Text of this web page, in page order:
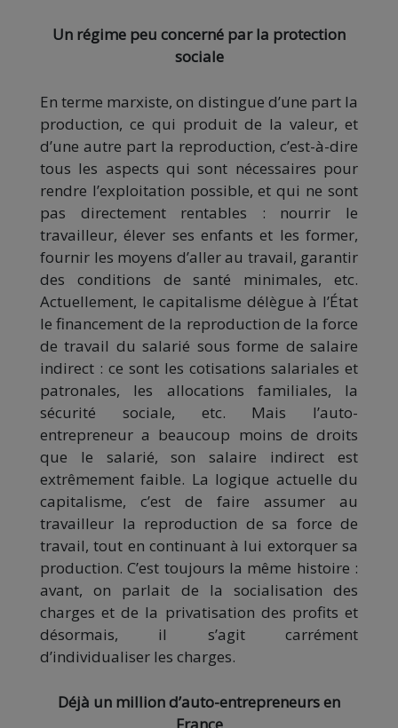
Un régime peu concerné par la protection
sociale
En terme marxiste, on distingue d’une part la
production, ce qui produit de la valeur, et
d’une autre part la reproduction, c’est-à-dire
tous les aspects qui sont nécessaires pour
rendre l’exploitation possible, et qui ne sont
pas directement rentables : nourrir le
travailleur, élever ses enfants et les former,
fournir les moyens d’aller au travail, garantir
des conditions de santé minimales, etc.
Actuellement, le capitalisme délègue à l’État
le financement de la reproduction de la force
de travail du salarié sous forme de salaire
indirect : ce sont les cotisations salariales et
patronales, les allocations familiales, la
sécurité sociale, etc. Mais l’auto-
entrepreneur a beaucoup moins de droits
que le salarié, son salaire indirect est
extrêmement faible. La logique actuelle du
capitalisme, c’est de faire assumer au
travailleur la reproduction de sa force de
travail, tout en continuant à lui extorquer sa
production. C’est toujours la même histoire :
avant, on parlait de la socialisation des
charges et de la privatisation des profits et
désormais, il s’agit carrément
d’individualiser les charges.
Déjà un million d’auto-entrepreneurs en
France